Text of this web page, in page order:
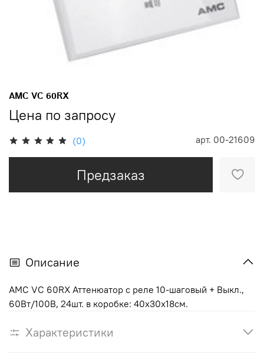
(0) арт. 00-21609
AMC VC 60RX
Цена по запросу
Предзаказ
Описание
AMC VC 60RX Аттенюатор с реле 10-шаговый + Выкл.,
60Вт/100В, 24шт. в коробке: 40х30х18см.
Характеристики